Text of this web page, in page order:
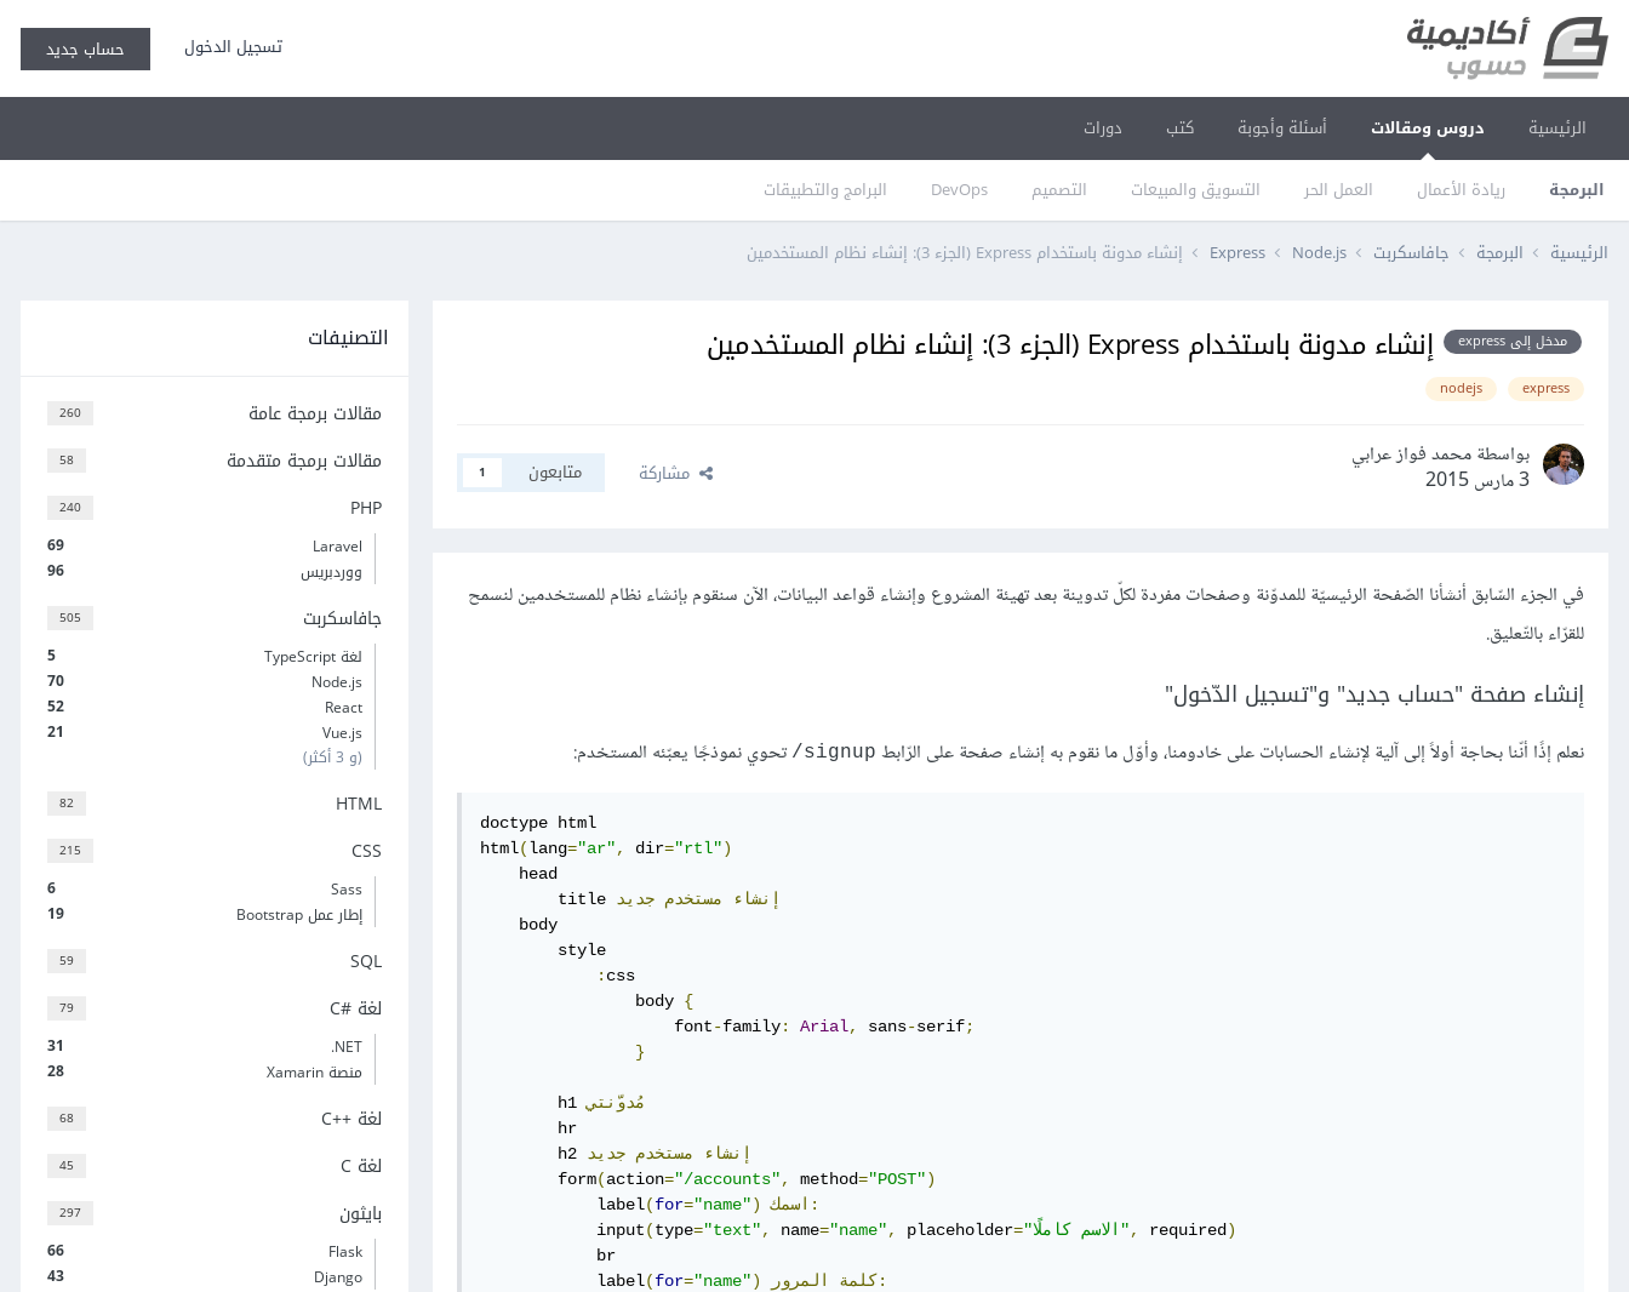
تسجيل الدخول حساب جديد
الرئيسية دروس ومقالات
البرمجة ريادة الأعمال العمل الحر التسويق والمبيعات التصميم DevOps البرامج والتطبيقات
أسئلة وأجوبة كتب دورات
الرئيسية البرمجة جافاسكربت Node.js
Express إنشاء مدونة باستخدام Express (الجزء 3): إنشاء نظام المستخدمين
مدخل إلى express إنشاء مدونة باستخدام Express (الجزء 3): إنشاء نظام المستخدمين
express
nodejs
بواسطة محمد فواز عرابي
3 مارس 2015
مشاركة متابعون 1
في الجزء السّابق أنشأنا الصّفحة الرئيسيّة للمدوّنة وصفحات مفردة لكلّ تدوينة بعد تهيئة المشروع وإنشاء قواعد البيانات، الآن سنقوم بإنشاء نظام للمستخدمين لنسمح
للقرّاء بالتّعليق.
إنشاء صفحة "حساب جديد" و"تسجيل الدّخول"
نعلم إذًا أنّنا بحاجة أولاً إلى آلية لإنشاء الحسابات على خادومنا، وأوّل ما نقوم به إنشاء صفحة على الرّابط ‎/signup تحوي نموذجًا يعبّئه المستخدم:
doctype html
html(lang="ar", dir="rtl")
    head
        title
إنشاء مستخدم جديد
    body
        style
: css
                body
{
                    font
-family: Arial, sans-serif;
}
        h1
مُدوّنتي
        hr
        h2
إنشاء مستخدم جديد
        form
(action="/accounts", method="POST")
            label
(for="name")
اسمك:
            input
(type="text", name="name", placeholder= "الاسم كاملًا", required )
            br
            label
(for="name") كلمةالمرور:
التصنيفات
260 مقالات برمجة عامة
58 مقالات برمجة متقدمة
240 PHP
69
Laravel
96
ووردبريس
505 جافاسكربت
5
لغة TypeScript
70
Node.js
52
React
21
Vue.js
(و 3 أكثر)
82 HTML
215 CSS
6
Sass
19
إطار عمل Bootstrap
59 SQL
79 لغة C#‎
31
‎.NET
28
منصة Xamarin
68 لغة C++‎
45 لغة C
297 بايثون
66
Flask
43
Django